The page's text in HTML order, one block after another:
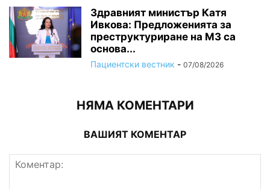
Здравният министър Катя
Ивкова: Предложенията за
преструктуриране на МЗ са
основа...
Пациентски вестник - 07/08/2026
НЯМА КОМЕНТАРИ
ВАШИЯТ КОМЕНТАР